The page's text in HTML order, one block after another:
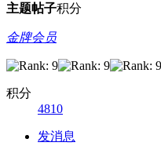
主题帖子积分
金牌会员
积分
4810
发消息